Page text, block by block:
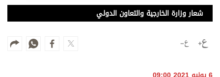
إنفوجراف
كاريكتير
برامج
شعار وزارة الخارجية والتعاون الدولي